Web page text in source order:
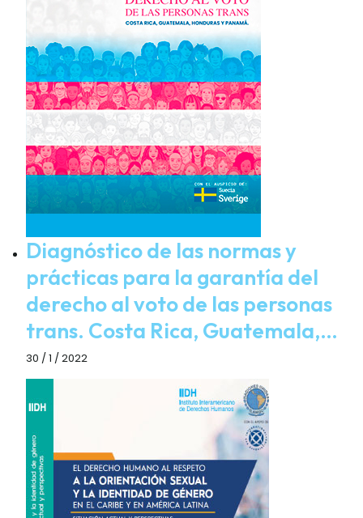
Diagnóstico de las normas y
prácticas para la garantía del
derecho al voto de las personas
trans. Costa Rica, Guatemala,…
30 / 1 / 2022